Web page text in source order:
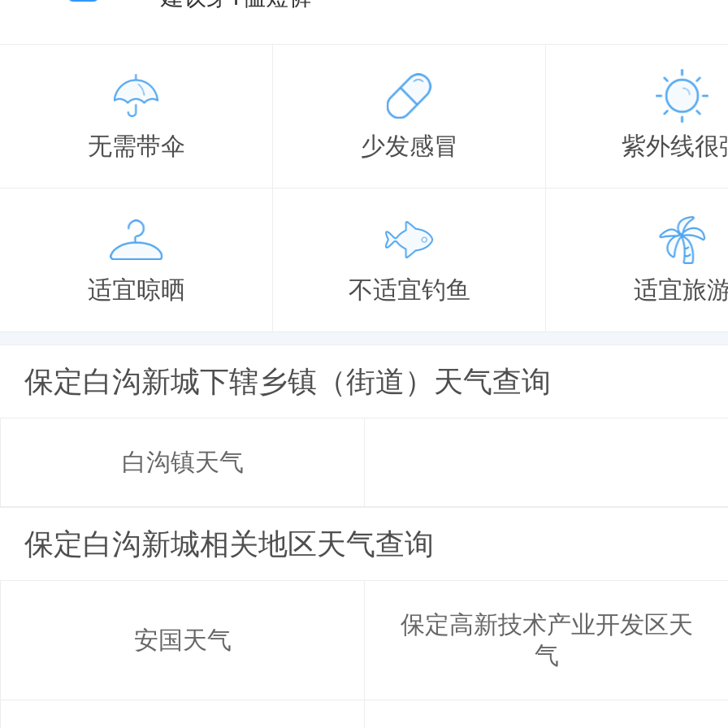
无需带伞 少发感冒 紫外线很
适宜晾晒 不适宜钓鱼 适宜旅
保定白沟新城下辖乡镇（街道）天气查询
白沟镇天气
保定白沟新城相关地区天气查询
安国天气
保定高新技术产业开发区天
气